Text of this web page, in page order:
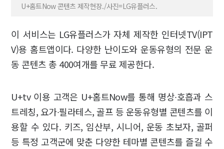
U+홈트Now 콘텐츠 제작현장./사진=LG유플러스.
이 서비스는 LG유플러스가 자체 제작한 인터넷TV(IPT
V)용 홈트앱이다. 다양한 난이도와 운동유형의 전문 운
동 콘텐츠 총 400여개를 무료 제공한다.
U+tv 이용 고객은 U+홈트Now를 통해 명상∙호흡과 스
트레칭, 요가∙필라테스, 골프 등 운동유형별 콘텐츠를 이
용할 수 있다. 키즈, 임산부, 시니어, 운동 초보자, 골퍼
등 특정 고객군에 맞춘 다양한 테마별 콘텐츠를 즐길 수